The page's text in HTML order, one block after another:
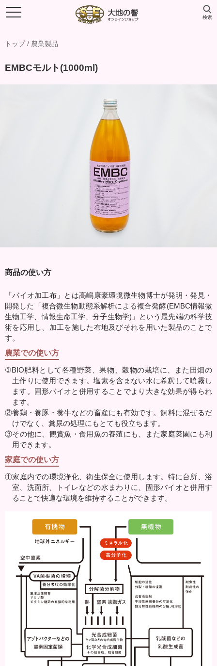
検索
トップ/ 農業製品
EMBCモルト(1000ml)
商品の使い方
「バイオ加工布」とは高嶋康豪環境微生物博士が発明・発見・
開発した「複合微生物動態系解析による複合発酵(EMBC情報微
生物工学、情報生命工学、分子生物学)」という最先端の科学技
術を応用し、加工を施した布地及びそれを用いた製品のことで
す。
農業での使い方
①BIO肥料として各種野菜、果物、穀物の栽培に、また田畑の
土作りに使用できます。塩素を含まない水に希釈して噴霧し
ます。固形バイオと併用することでより大きな効果が得られ
ます。
②養鶏・養豚・養牛などの畜産にも有効です。飼料に混ぜるだ
けでなく、糞尿の処理にもとても役立ちます。
③その他に、観賞魚・食用魚の養殖にも、また家庭菜園にも利
用できます。
家庭での使い方
①家庭内での環境浄化、衛生保全に使用します。特に台所、浴
室、洗面所、トイレなどの水まわりに、固形バイオと併用す
ることで快適な環境を維持することができます。